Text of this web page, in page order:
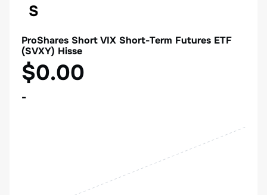
S
ProShares Short VIX Short-Term Futures ETF
(SVXY) Hisse
$0.00
-